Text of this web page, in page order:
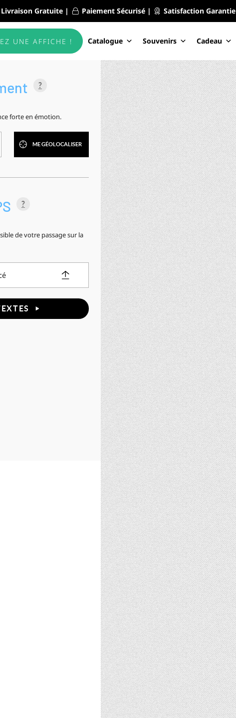
Livraison Gratuite | Paiement Sécurisé | Satisfaction Garantie
UNE AFFICHE ! Catalogue Souvenirs Cadeau
?
forte en émotion.
ME GÉOLOCALISER
?
de votre passage sur la